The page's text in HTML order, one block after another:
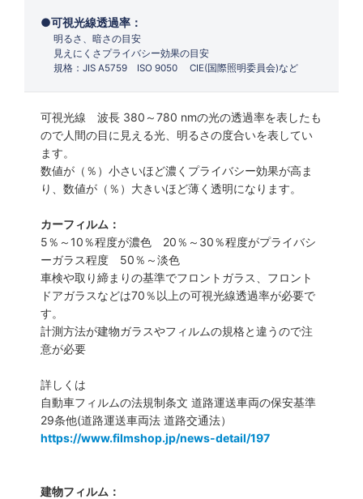
可視光線透過率：
明るさ、暗さの目安
見えにくさプライバシー効果の目安
規格：JIS A5759 ISO 9050 CIE(国際照明委員会)など
可視光線 波長 380～780 nmの光の透過率を表したも
ので人間の目に見える光、明るさの度合いを表してい
ます。
数値が（％）小さいほど濃くプライバシー効果が高ま
り、数値が（％）大きいほど薄く透明になります。
カーフィルム：
5％～10％程度が濃色 20％～30％程度がプライバシ
ーガラス程度 50％～淡色
車検や取り締まりの基準でフロントガラス、フロント
ドアガラスなどは70％以上の可視光線透過率が必要で
す。
計測方法が建物ガラスやフィルムの規格と違うので注
意が必要
詳しくは
自動車フィルムの法規制条文 道路運送車両の保安基準
29条他(道路運送車両法 道路交通法）
https://www.filmshop.jp/news-detail/197
建物フィルム：